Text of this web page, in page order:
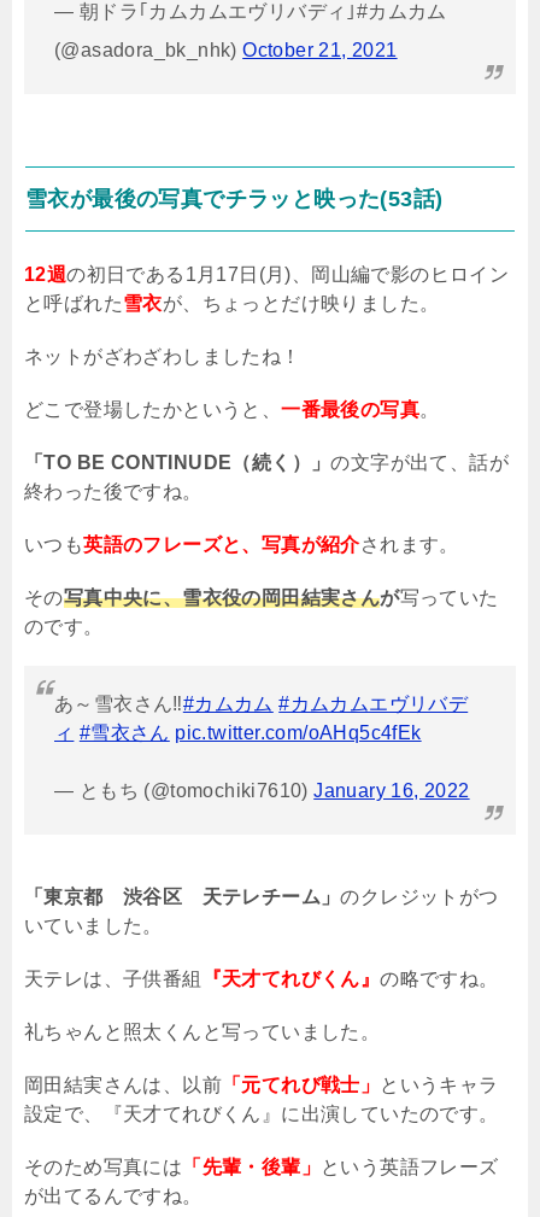
— 朝ドラ｢カムカムエヴリバディ｣#カムカム
(@asadora_bk_nhk)October 21, 2021
雪衣が最後の写真でチラッと映った(53話)
12週の初日である 1 月 17 日 (月) 、岡山編で影のヒロイン
と呼ばれた雪衣が、ちょっとだけ映りました。
ネットがざわざわしましたね！
どこで登場したかというと、一番最後の写真。
「TO BE CONTINUDE（続く）」の文字が出て、話が
終わった後ですね。
いつも英語のフレーズと、写真が紹介されます。
その写真中央に、雪衣役の岡田結実さんが写っていた
のです。
あ～雪衣さん‼️#カムカム #カムカムエヴリバデ
ィ #雪衣さん pic.twitter.com/oAHq5c4fEk
— ともち (@tomochiki7610)January 16, 2022
「東京都 渋谷区 天テレチーム」のクレジットがつ
いていました。
天テレは、子供番組 『天才てれびくん』の略ですね。
礼ちゃんと照太くんと写っていました。
岡田結実さんは、以前 「元てれび戦士」 というキャラ
設定で、『天才てれびくん』に出演していたのです。
そのため写真には 「先輩・後輩」 という英語フレーズ
が出てるんですね。